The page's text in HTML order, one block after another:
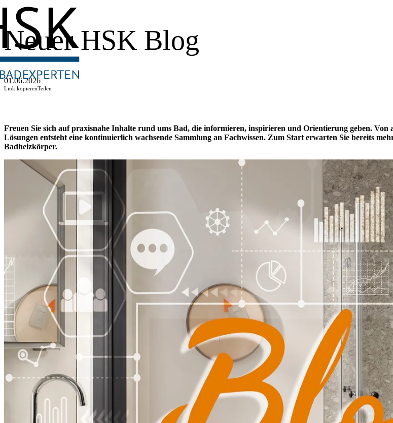
Neuer HSK Blog
01.06.2026
Link kopierenTeilen
Freuen Sie sich auf praxisnahe Inhalte rund ums Bad, die informieren, inspirieren und Orientierung geben.
Lösungen entsteht eine kontinuierlich wachsende Sammlung an Fachwissen. Zum Start erwarten Sie bereits
Badheizkörper.